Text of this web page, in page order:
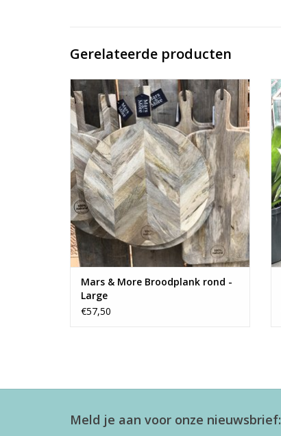
Gerelateerde producten
Stoere grote broodplank met een leren
ophang lus.
TOEVOEGEN AAN WINKELWAGEN
Mars & More Broodplank rond -
Large
€57,50
Meld je aan voor onze nieuwsbrief: